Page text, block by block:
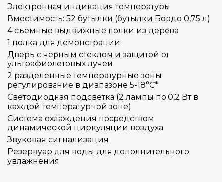
Электронная индикация температуры
Вместимость: 52 бутылки (бутылки Бордо 0,75 л)
4 съемные выдвижные полки из дерева
1 полка для демонстрации
Дверь с черным стеклом и защитой от
ультрафиолетовых лучей
2 разделенные температурные зоны
регулирование в диапазоне 5-18°C*
Светодиодная подсветка (2 лампы по 0,2 Вт в
каждой температурной зоне)
Система охлаждения посредством
динамической циркуляции воздуха
Звуковая сигнализация
Резервуар для воды для дополнительного
увлажнения